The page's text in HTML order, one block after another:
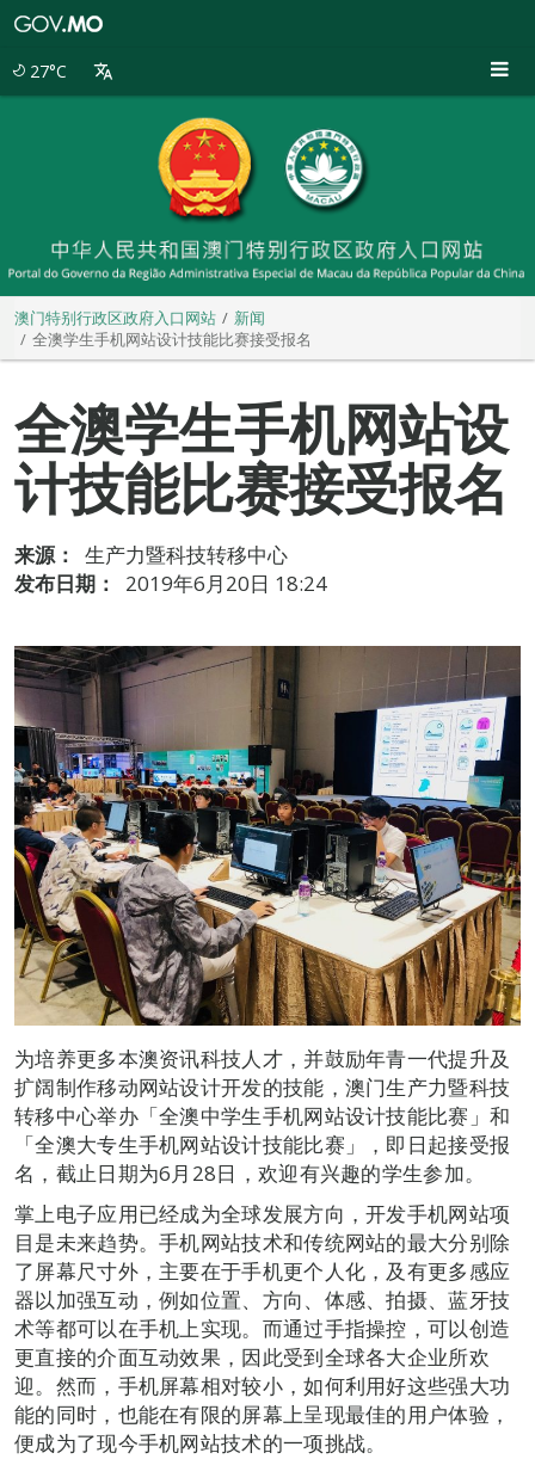
27°C
澳门特别行政区政府入口网站
新闻
全澳学生手机网站设计技能比赛接受报名
全澳学生手机网站设
计技能比赛接受报名
来源：
生产力暨科技转移中心
发布日期：
2019年6月20日 18:24
为培养更多本澳资讯科技人才，并鼓励年青一代提升及
扩阔制作移动网站设计开发的技能，澳门生产力暨科技
转移中心举办「全澳中学生手机网站设计技能比赛」和
「全澳大专生手机网站设计技能比赛」，即日起接受报
名，截止日期为6月28日，欢迎有兴趣的学生参加。
掌上电子应用已经成为全球发展方向，开发手机网站项
目是未来趋势。手机网站技术和传统网站的最大分别除
了屏幕尺寸外，主要在于手机更个人化，及有更多感应
器以加强互动，例如位置、方向、体感、拍摄、蓝牙技
术等都可以在手机上实现。而通过手指操控，可以创造
更直接的介面互动效果，因此受到全球各大企业所欢
迎。然而，手机屏幕相对较小，如何利用好这些强大功
能的同时，也能在有限的屏幕上呈现最佳的用户体验，
便成为了现今手机网站技术的一项挑战。